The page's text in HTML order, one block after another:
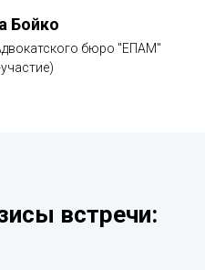
Бойко
бюро "ЕПАМ"
встречи: